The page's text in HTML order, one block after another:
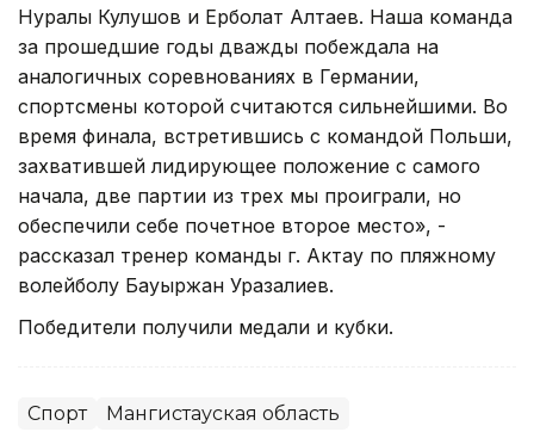
Нуралы Кулушов и Ерболат Алтаев. Наша команда
за прошедшие годы дважды побеждала на
аналогичных соревнованиях в Германии,
спортсмены которой считаются сильнейшими. Во
время финала, встретившись с командой Польши,
захватившей лидирующее положение с самого
начала, две партии из трех мы проиграли, но
обеспечили себе почетное второе место», -
рассказал тренер команды г. Актау по пляжному
волейболу Бауыржан Уразалиев.
Победители получили медали и кубки.
Спорт Мангистауская область